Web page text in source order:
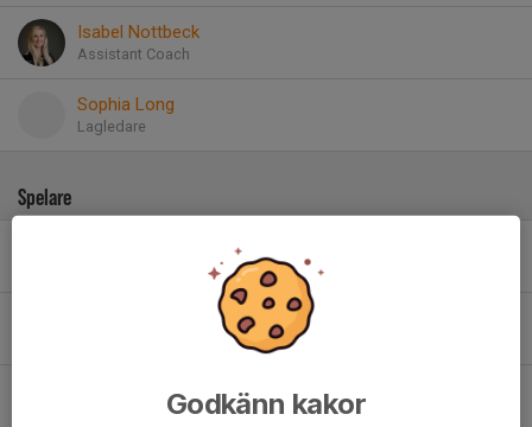
Isabel Nottbeck
Assistant Coach
Sophia Long
Lagledare
Spelare
Godkänn kakor